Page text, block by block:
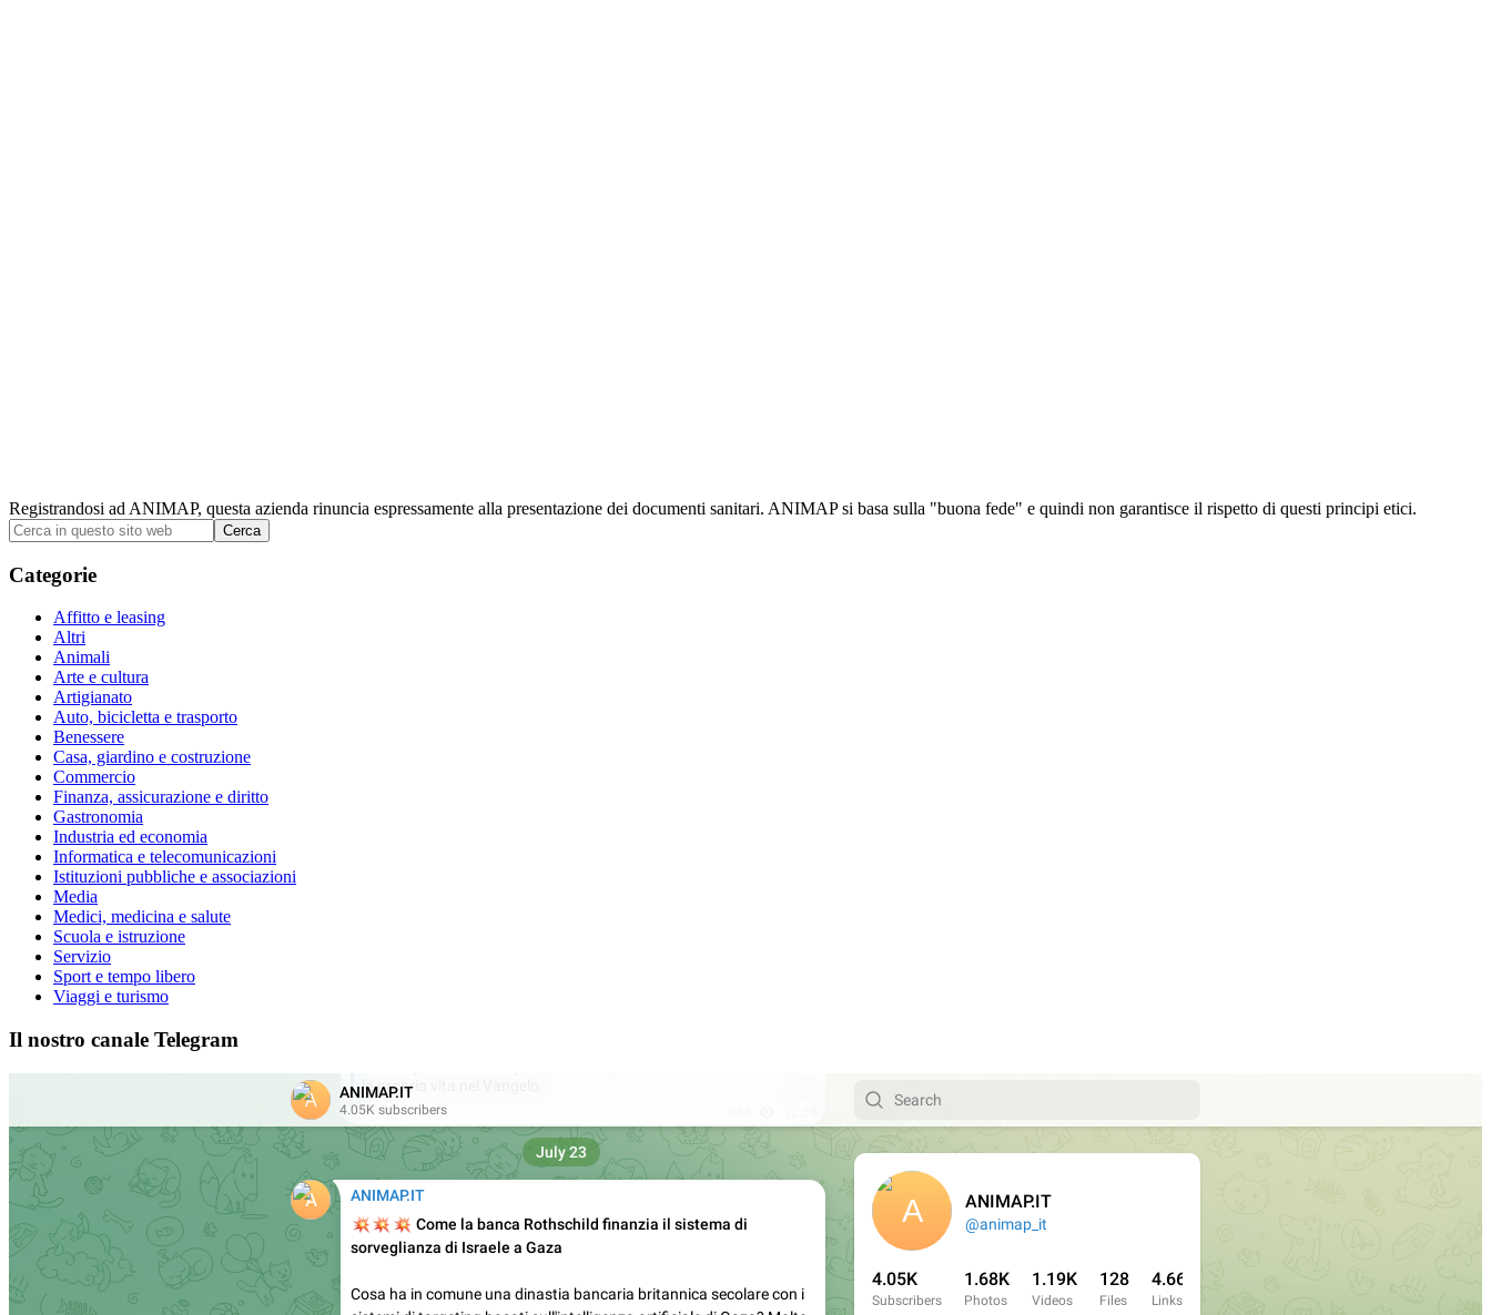
Registrandosi ad ANIMAP, questa azienda rinuncia espressamente alla presentazione dei documenti sanitari. ANIMAP si basa sulla "buona fede" e quindi non garantisce il rispetto di questi principi etici.
Barra
laterale
primaria
Cerca
in
questo
sito
Categorie
Affitto e leasing
Altri
Animali
Arte e cultura
Artigianato
Auto, bicicletta e trasporto
Benessere
Casa, giardino e costruzione
Commercio
Finanza, assicurazione e diritto
Gastronomia
Industria ed economia
Informatica e telecomunicazioni
Istituzioni pubbliche e associazioni
Media
Medici, medicina e salute
Scuola e istruzione
Servizio
Sport e tempo libero
Viaggi e turismo
Il nostro canale Telegram